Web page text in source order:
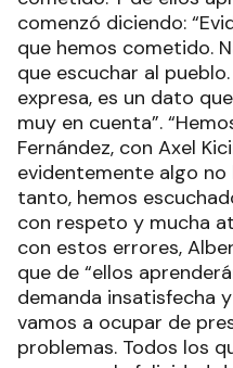
comenzó diciendo:
que hemos cometido.
que escuchar al
expresa, es un dato
muy en cuenta”.
Fernández, con Axel
evidentemente algo
tanto, hemos
con respeto y mucha
con estos errores,
que de “ellos
demanda insatisfecha
vamos a ocupar de
problemas. Todos los